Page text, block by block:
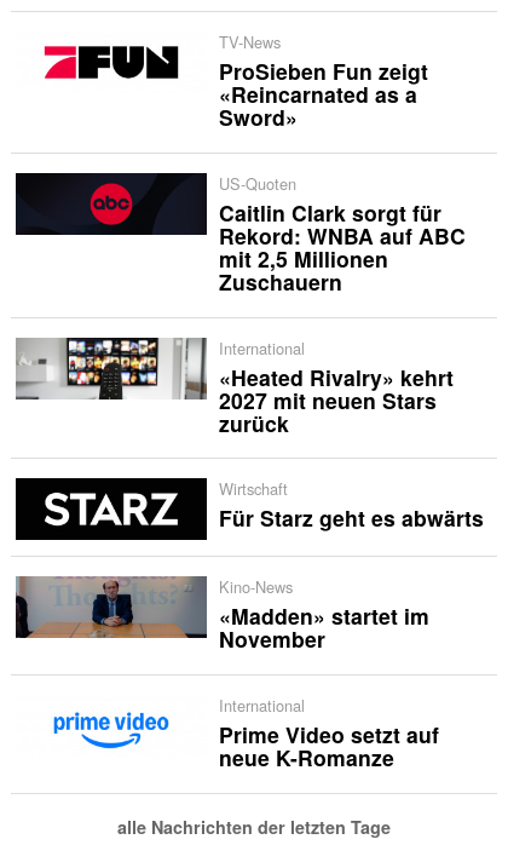
TV-News
ProSieben Fun zeigt
«Reincarnated as a
Sword»
US-Quoten
Caitlin Clark sorgt für
Rekord: WNBA auf ABC
mit 2,5 Millionen
Zuschauern
International
«Heated Rivalry» kehrt
2027 mit neuen Stars
zurück
Wirtschaft
Für Starz geht es abwärts
Kino-News
«Madden» startet im
November
International
Prime Video setzt auf
neue K-Romanze
alle Nachrichten der letzten Tage